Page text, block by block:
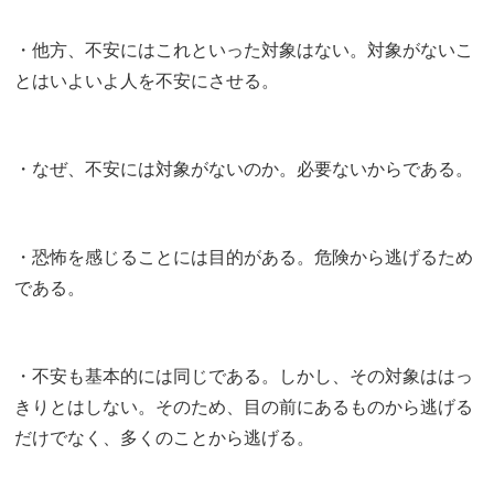
・他方、不安にはこれといった対象はない。対象がないこ
とはいよいよ人を不安にさせる。
・なぜ、不安には対象がないのか。必要ないからである。
・恐怖を感じることには目的がある。危険から逃げるため
である。
・不安も基本的には同じである。しかし、その対象ははっ
きりとはしない。そのため、目の前にあるものから逃げる
だけでなく、多くのことから逃げる。